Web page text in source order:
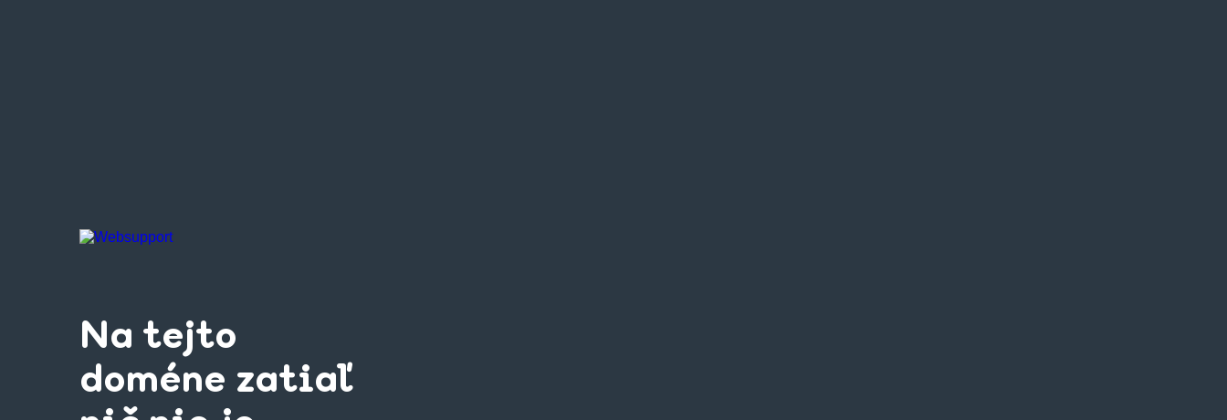
Na tejto
doméne zatiaľ